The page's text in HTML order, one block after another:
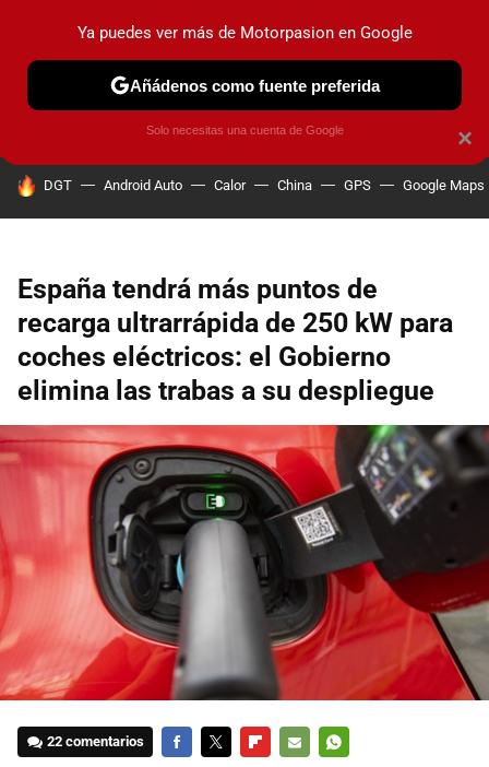
PRUEBAS COCHES ELÉCTRICOS OBSERVATORIO
HOY SE HABLA DE
DGT Android Auto Calor China GPS Google Maps
España tendrá más puntos de
recarga ultrarrápida de 250 kW para
coches eléctricos: el Gobierno
elimina las trabas a su despliegue
22 comentarios
×
Ya puedes ver más de Motorpasion en Google
Añádenos como fuente preferida
Solo necesitas una cuenta de Google